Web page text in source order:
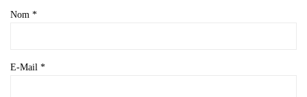
Nom *
E-Mail *